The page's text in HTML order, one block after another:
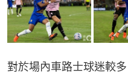
對於場內車路士球迷較